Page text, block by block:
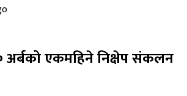
अर्बको एकमहिने निक्षेप संकलन